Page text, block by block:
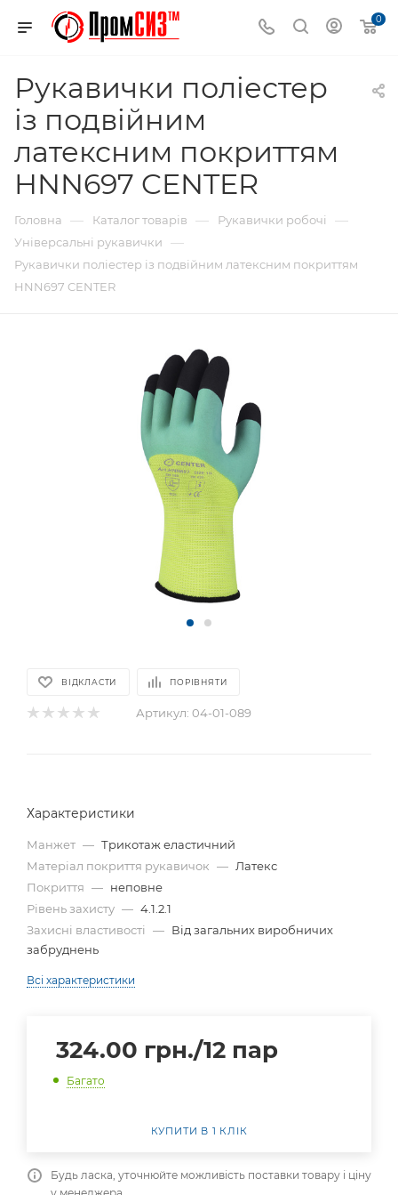
0
Рукавички поліестер
із подвійним
латексним покриттям
HNN697 CENTER
Головна — Каталог товарів — Рукавички робочі —
Універсальні рукавички —
Рукавички поліестер із подвійним латексним покриттям
HNN697 CENTER
ВІДКЛАСТИ ПОРІВНЯТИ
Артикул: 04-01-089
Характеристики
Манжет — Трикотаж еластичний
Матеріал покриття рукавичок — Латекс
Покриття — неповне
Рівень захисту — 4.1.2.1
Захисні властивості — Від загальних виробничих
забруднень
Всі характеристики
324.00 грн./12 пар
Багато
КУПИТИ В 1 КЛІК
Будь ласка, уточнюйте можливість поставки товару і ціну